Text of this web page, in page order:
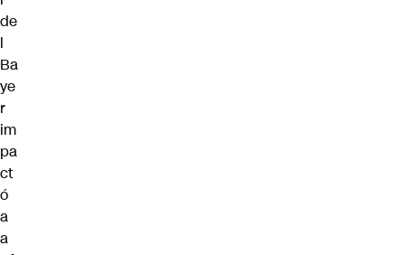
de
l
Ba
ye
r
im
pa
ct
ó
a
a